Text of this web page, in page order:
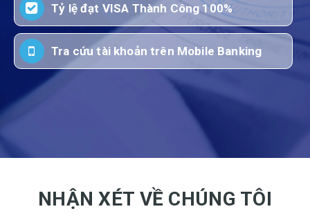
Tỷ lệ đạt VISA Thành Công 100%
Tra cứu tài khoản trên Mobile Banking
NHẬN XÉT VỀ CHÚNG TÔI